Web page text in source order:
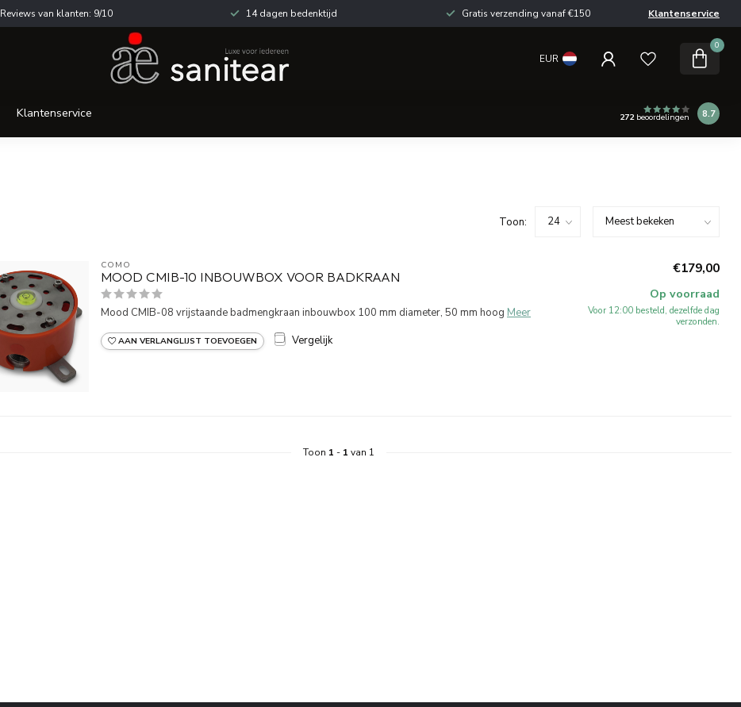
Reviews van klanten: 9/10 14 dagen bedenktijd Gratis verzending vanaf €150 Klantenservice
EUR
0
Klantenservice 272beoordelingen 8.7
Toon:
COMO
MOOD CMIB-10 INBOUWBOX VOOR BADKRAAN
Mood CMIB-08 vrijstaande badmengkraan inbouwbox 100 mm diameter, 50 mm hoog Meer
AAN VERLANGLIJST TOEVOEGEN Vergelijk
€179,00
Op voorraad
Voor 12:00 besteld, dezelfde dag
verzonden.
Toon 1 - 1 van 1